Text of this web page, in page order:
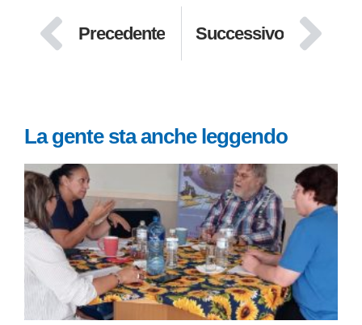
Precedente Successivo
La gente sta anche leggendo